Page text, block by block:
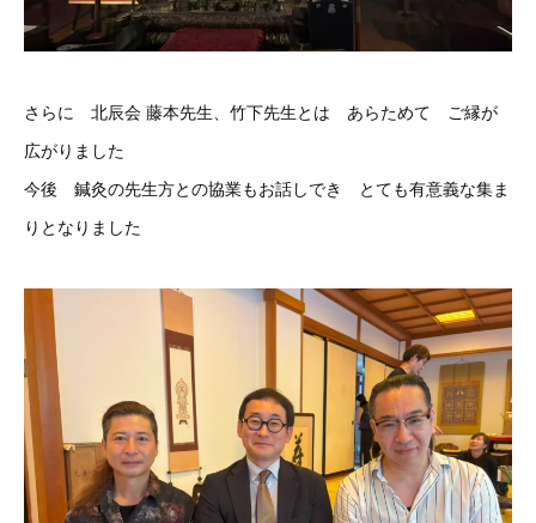
さらに 北辰会 藤本先生、竹下先生とは あらためて ご縁が
広がりました
今後 鍼灸の先生方との協業もお話しでき とても有意義な集ま
りとなりました